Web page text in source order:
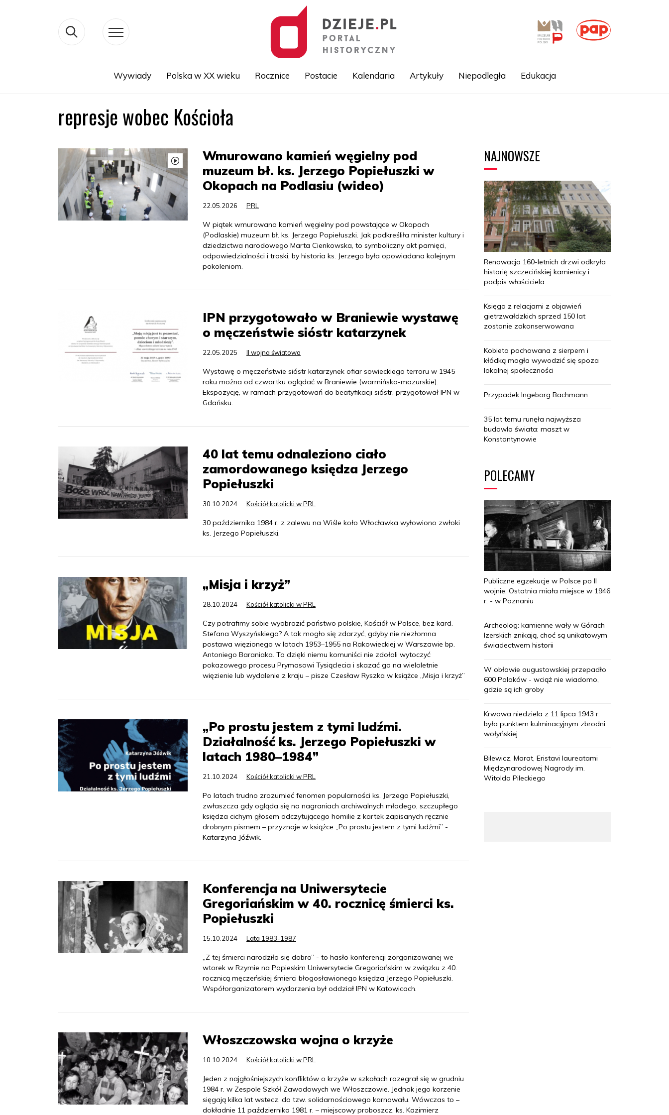
Wywiady Polska w XX wieku Rocznice Postacie Kalendaria Artykuły Niepodległa Edukacja
represje wobec Kościoła
Wmurowano kamień węgielny pod
muzeum bł. ks. Jerzego Popiełuszki w
Okopach na Podlasiu (wideo)
22.05.2026 PRL
W piątek wmurowano kamień węgielny pod powstające w Okopach
(Podlaskie) muzeum bł. ks. Jerzego Popiełuszki. Jak podkreśliła minister kultury i
dziedzictwa narodowego Marta Cienkowska, to symboliczny akt pamięci,
odpowiedzialności i troski, by historia ks. Jerzego była opowiadana kolejnym
pokoleniom.
IPN przygotowało w Braniewie wystawę
o męczeństwie sióstr katarzynek
22.05.2025 II wojna światowa
Wystawę o męczeństwie sióstr katarzynek ofiar sowieckiego terroru w 1945
roku można od czwartku oglądać w Braniewie (warmińsko-mazurskie).
Ekspozycję, w ramach przygotowań do beatyfikacji sióstr, przygotował IPN w
Gdańsku.
40 lat temu odnaleziono ciało
zamordowanego księdza Jerzego
Popiełuszki
30.10.2024 Kościół katolicki w PRL
30 października 1984 r. z zalewu na Wiśle koło Włocławka wyłowiono zwłoki
ks. Jerzego Popiełuszki.
„Misja i krzyż”
28.10.2024 Kościół katolicki w PRL
Czy potrafimy sobie wyobrazić państwo polskie, Kościół w Polsce, bez kard.
Stefana Wyszyńskiego? A tak mogło się zdarzyć, gdyby nie niezłomna
postawa więzionego w latach 1953–1955 na Rakowieckiej w Warszawie bp.
Antoniego Baraniaka. To dzięki niemu komuniści nie zdołali wytoczyć
pokazowego procesu Prymasowi Tysiąclecia i skazać go na wieloletnie
więzienie lub wydalenie z kraju – pisze Czesław Ryszka w książce „Misja i krzyż”
„Po prostu jestem z tymi ludźmi.
Działalność ks. Jerzego Popiełuszki w
latach 1980–1984”
21.10.2024 Kościół katolicki w PRL
Po latach trudno zrozumieć fenomen popularności ks. Jerzego Popiełuszki,
zwłaszcza gdy ogląda się na nagraniach archiwalnych młodego, szczupłego
księdza cichym głosem odczytującego homilie z kartek zapisanych ręcznie
drobnym pismem – przyznaje w książce „Po prostu jestem z tymi ludźmi” -
Katarzyna Jóźwik.
Konferencja na Uniwersytecie
Gregoriańskim w 40. rocznicę śmierci ks.
Popiełuszki
15.10.2024 Lata 1983-1987
„Z tej śmierci narodziło się dobro” - to hasło konferencji zorganizowanej we
wtorek w Rzymie na Papieskim Uniwersytecie Gregoriańskim w związku z 40.
rocznicą męczeńskiej śmierci błogosławionego księdza Jerzego Popiełuszki.
Współorganizatorem wydarzenia był oddział IPN w Katowicach.
Włoszczowska wojna o krzyże
10.10.2024 Kościół katolicki w PRL
Jeden z najgłośniejszych konfliktów o krzyże w szkołach rozegrał się w grudniu
1984 r. w Zespole Szkół Zawodowych we Włoszczowie. Jednak jego korzenie
sięgają kilka lat wstecz, do tzw. solidarnościowego karnawału. Wówczas to –
dokładnie 11 października 1981 r. – miejscowy proboszcz, ks. Kazimierz
NAJNOWSZE
Renowacja 160-letnich drzwi odkryła
historię szczecińskiej kamienicy i
podpis właściciela
Księga z relacjami z objawień
gietrzwałdzkich sprzed 150 lat
zostanie zakonserwowana
Kobieta pochowana z sierpem i
kłódką mogła wywodzić się spoza
lokalnej społeczności
Przypadek Ingeborg Bachmann
35 lat temu runęła najwyższa
budowla świata: maszt w
Konstantynowie
POLECAMY
Publiczne egzekucje w Polsce po II
wojnie. Ostatnia miała miejsce w 1946
r. - w Poznaniu
Archeolog: kamienne wały w Górach
Izerskich znikają, choć są unikatowym
świadectwem historii
W obławie augustowskiej przepadło
600 Polaków - wciąż nie wiadomo,
gdzie są ich groby
Krwawa niedziela z 11 lipca 1943 r.
była punktem kulminacyjnym zbrodni
wołyńskiej
Bilewicz, Marat, Eristavi laureatami
Międzynarodowej Nagrody im.
Witolda Pileckiego